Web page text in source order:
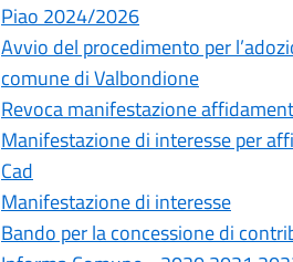
Piao 2024/2026
Avvio del procedimento per
comune di Valbondione
Revoca manifestazione
Manifestazione di interesse per
Cad
Manifestazione di interesse
Bando per la concessione di